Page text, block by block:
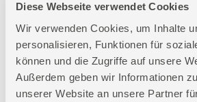
Diese Webseite verwendet Cookies
Wir verwenden Cookies, um Inhalte
personalisieren, Funktionen für
können und die Zugriffe auf unsere
Außerdem geben wir Informationen
unserer Website an unsere Partner
Nettogewicht:
Bruttogewicht:
GTIN:
Artikelnummer: